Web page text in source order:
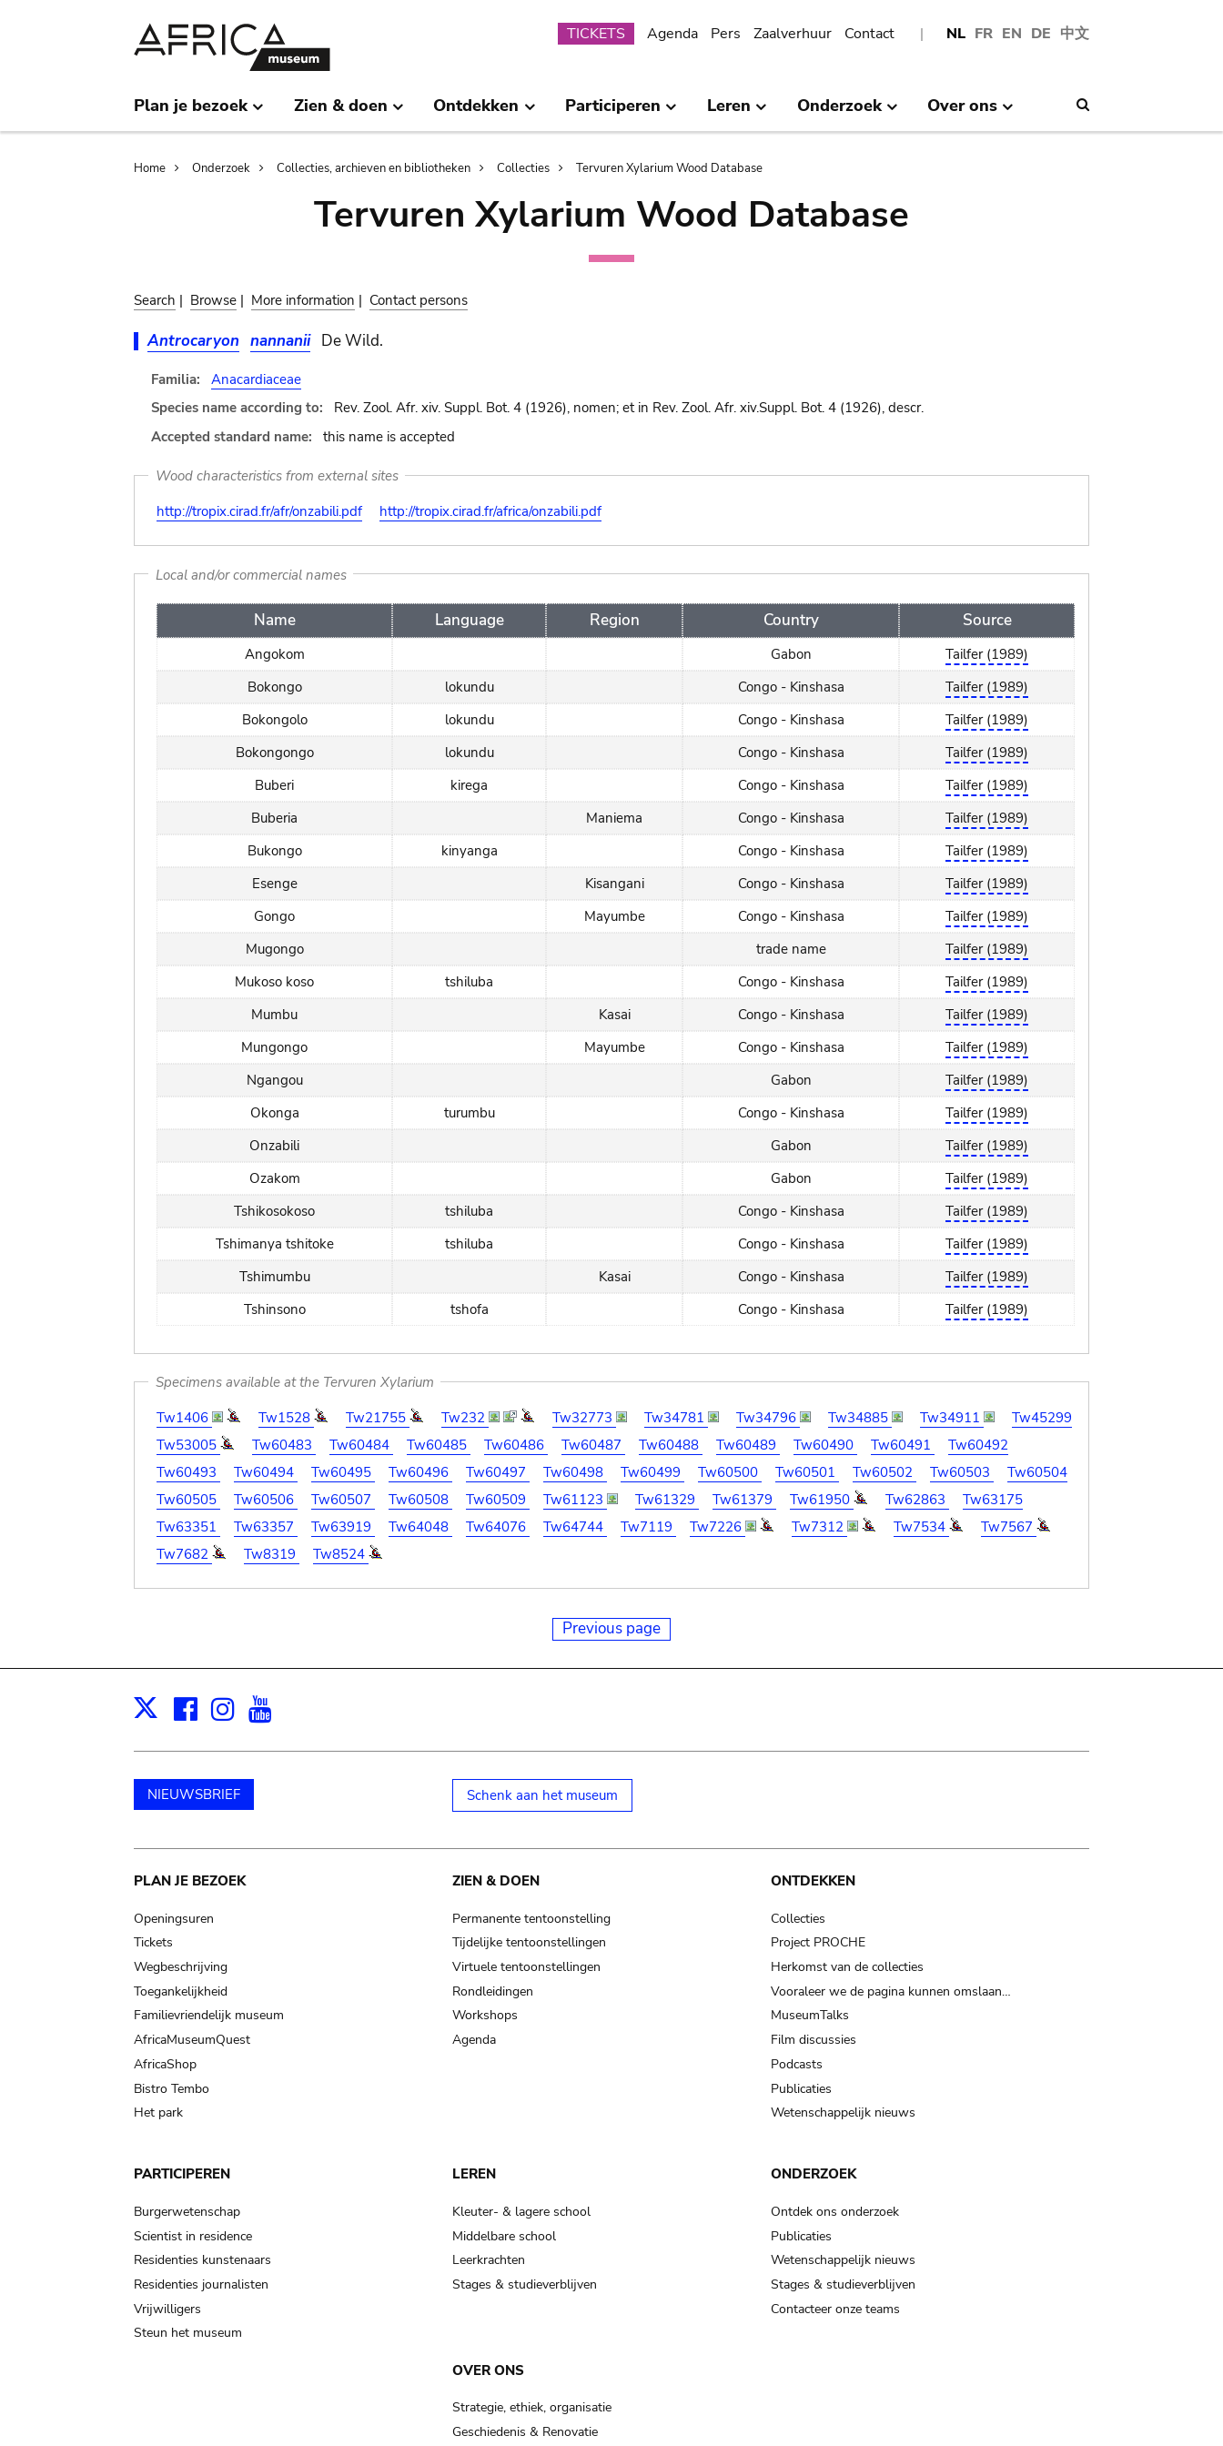
NL FR EN DE 中文
Submenu
TICKETS Agenda Pers Zaalverhuur Contact
Plan je bezoek Zien & doen Ontdekken Participeren Leren Onderzoek Over ons
Breadcrumb
Home Onderzoek Collecties, archieven en bibliotheken Collecties Tervuren Xylarium Wood Database
Tervuren Xylarium Wood Database
Search | Browse | More information | Contact persons
Antrocaryon nannanii De Wild.
Familia:
Anacardiaceae
Species name according to:
Rev. Zool. Afr. xiv. Suppl. Bot. 4 (1926), nomen; et in Rev. Zool. Afr. xiv.Suppl. Bot. 4 (1926), descr.
Accepted standard name:
this name is accepted
Wood characteristics from external sites
http://tropix.cirad.fr/afr/onzabili.pdf
http://tropix.cirad.fr/africa/onzabili.pdf
Local and/or commercial names
Name Language Region Country Source
Angokom Gabon
Tailfer (1989)
Bokongo
lokundu Congo - Kinshasa
Tailfer (1989)
Bokongolo
lokundu Congo - Kinshasa
Tailfer (1989)
Bokongongo
lokundu Congo - Kinshasa
Tailfer (1989)
Buberi
kirega Congo - Kinshasa
Tailfer (1989)
Buberia
Maniema Congo - Kinshasa
Tailfer (1989)
Bukongo
kinyanga Congo - Kinshasa
Tailfer (1989)
Esenge
Kisangani Congo - Kinshasa
Tailfer (1989)
Gongo
Mayumbe Congo - Kinshasa
Tailfer (1989)
Mugongo
trade name
Tailfer (1989)
Mukoso koso
tshiluba Congo - Kinshasa
Tailfer (1989)
Mumbu
Kasai Congo - Kinshasa
Tailfer (1989)
Mungongo
Mayumbe Congo - Kinshasa
Tailfer (1989)
Ngangou
Gabon
Tailfer (1989)
Okonga
turumbu Congo - Kinshasa
Tailfer (1989)
Onzabili
Gabon
Tailfer (1989)
Ozakom
Gabon
Tailfer (1989)
Tshikosokoso
tshiluba Congo - Kinshasa
Tailfer (1989)
Tshimanya tshitoke
tshiluba Congo - Kinshasa
Tailfer (1989)
Tshimumbu
Kasai Congo - Kinshasa
Tailfer (1989)
Tshinsono
tshofa Congo - Kinshasa Tailfer (1989)
Specimens available at the Tervuren Xylarium
Tw1406
Tw1528 Tw21755 Tw232 Tw32773 Tw34781 Tw34796 Tw34885 Tw34911
Tw45299
Tw53005
Tw60483 Tw60484 Tw60485 Tw60486 Tw60487 Tw60488 Tw60489 Tw60490 Tw60491
Tw60492
Tw60493
Tw60494 Tw60495 Tw60496 Tw60497 Tw60498 Tw60499 Tw60500 Tw60501 Tw60502 Tw60503
Tw60504
Tw60505
Tw60506 Tw60507 Tw60508 Tw60509 Tw61123 Tw61329 Tw61379 Tw61950 Tw62863
Tw63175
Tw63351
Tw63357 Tw63919 Tw64048 Tw64076 Tw64744 Tw7119 Tw7226 Tw7312 Tw7534
Tw7567
Tw7682
Tw8319 Tw8524
Previous page
X Facebook
Instagram
NIEUWSBRIEF Schenk aan het museum
Main
navigation
PLAN JE BEZOEK
Openingsuren
Tickets
Wegbeschrijving
Toegankelijkheid
Familievriendelijk museum
AfricaMuseumQuest
AfricaShop
Bistro Tembo
Het park
ZIEN & DOEN
Permanente tentoonstelling
Tijdelijke tentoonstellingen
Virtuele tentoonstellingen
Rondleidingen
Workshops
Agenda
ONTDEKKEN
Collecties
Project PROCHE
Herkomst van de collecties
Vooraleer we de pagina kunnen omslaan…
MuseumTalks
Film discussies
Podcasts
Publicaties
Wetenschappelijk nieuws
PARTICIPEREN
Burgerwetenschap
Scientist in residence
Residenties kunstenaars
Residenties journalisten
Vrijwilligers
Steun het museum
LEREN
Kleuter- & lagere school
Middelbare school
Leerkrachten
Stages & studieverblijven
ONDERZOEK
Ontdek ons onderzoek
Publicaties
Wetenschappelijk nieuws
Stages & studieverblijven
Contacteer onze teams
OVER ONS
Strategie, ethiek, organisatie
Geschiedenis & Renovatie